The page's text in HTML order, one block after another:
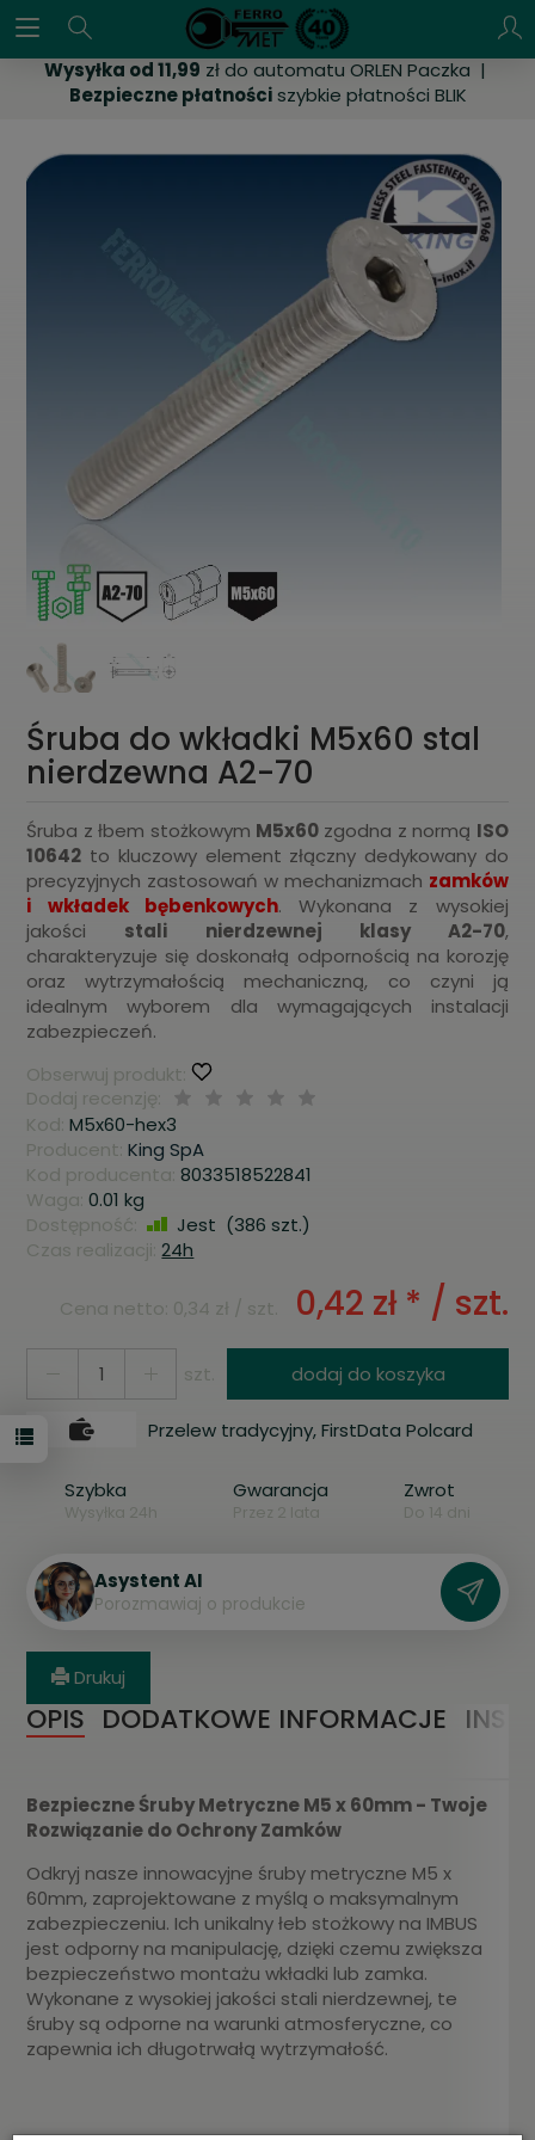
Wysyłka od 11,99 zł do automatu ORLEN Paczka |
Bezpieczne płatnościszybkie płatności BLIK
Śruba do wkładki M5x60 stal
nierdzewna A2-70
Śruba z łbem stożkowym M5x60 zgodna z normą ISO
10642 to kluczowy element złączny dedykowany do
precyzyjnych zastosowań w mechanizmach zamków
i wkładek bębenkowych. Wykonana z wysokiej
jakości stali nierdzewnej klasy A2-70,
charakteryzuje się doskonałą odpornością na korozję
oraz wytrzymałością mechaniczną, co czyni ją
idealnym wyborem dla wymagających instalacji
zabezpieczeń.
Obserwuj produkt:
Dodaj recenzję:
Kod: M5x60-hex3
Producent: King SpA
Kod producenta: 8033518522841
Waga: 0.01 kg
Dostępność:
Jest (386 szt.)
Czas realizacji: 24h
Cena netto: 0,34 zł / szt. 0,42 zł * / szt.
szt. dodaj do koszyka
Przelew tradycyjny, FirstData Polcard
Szybka
Wysyłka 24h
Gwarancja
Przez 2 lata
Zwrot
Do 14 dni
Asystent AI
Porozmawiaj o produkcie
Drukuj
OPIS DODATKOWE INFORMACJE
Bezpieczne Śruby Metryczne M5 x 60mm - Twoje
Rozwiązanie do Ochrony Zamków
Odkryj nasze innowacyjne śruby metryczne M5 x
60mm, zaprojektowane z myślą o maksymalnym
zabezpieczeniu. Ich unikalny łeb stożkowy na IMBUS
jest odporny na manipulację, dzięki czemu zwiększa
bezpieczeństwo montażu wkładki lub zamka.
Wykonane z wysokiej jakości stali nierdzewnej, te
śruby są odporne na warunki atmosferyczne, co
zapewnia ich długotrwałą wytrzymałość.